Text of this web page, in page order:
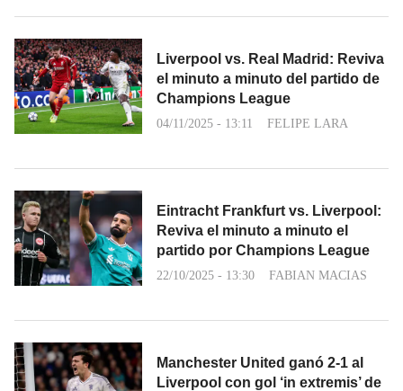
Liverpool vs. Real Madrid: Reviva
el minuto a minuto del partido de
Champions League
04/11/2025 - 13:11 FELIPE LARA
Eintracht Frankfurt vs. Liverpool:
Reviva el minuto a minuto el
partido por Champions League
22/10/2025 - 13:30 FABIAN MACIAS
Manchester United ganó 2-1 al
Liverpool con gol ‘in extremis’ de